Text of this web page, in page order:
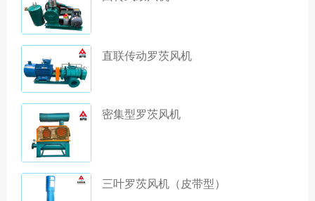
直联传动罗茨风机
密集型罗茨风机
三叶罗茨风机（皮带型）